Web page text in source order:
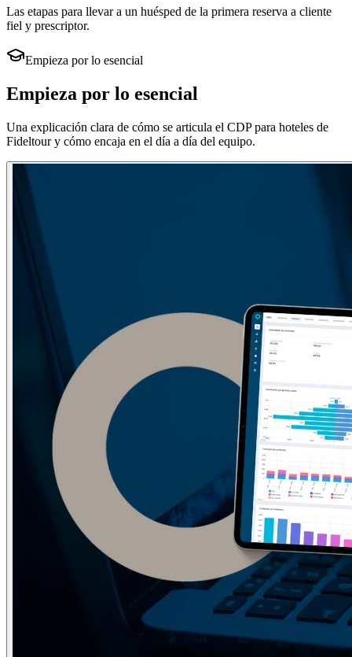
Las etapas para llevar a un huésped de la primera reserva a cliente
fiel y prescriptor.
Empieza por lo esencial
Empieza por lo esencial
Una explicación clara de cómo se articula el CDP para hoteles de
Fideltour y cómo encaja en el día a día del equipo.